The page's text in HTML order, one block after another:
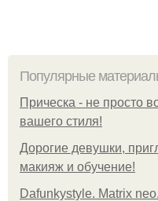
Популярные
Прическа - не просто
вашего стиля!
Дорогие девушки,
макияж и обучение!
Dafunkystyle. Matrix neo.